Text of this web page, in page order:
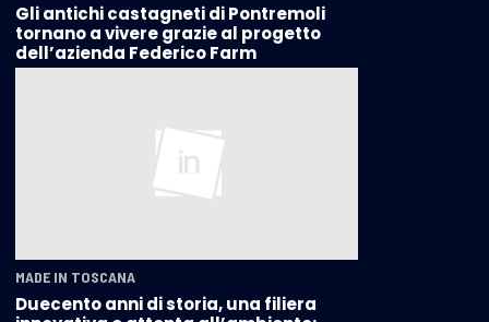
Gli antichi castagneti di Pontremoli
tornano a vivere grazie al progetto
dell’azienda Federico Farm
MADE IN TOSCANA
Duecento anni di storia, una filiera